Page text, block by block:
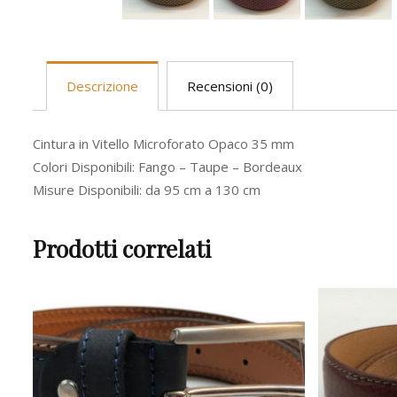
Descrizione Recensioni (0)
Cintura in Vitello Microforato Opaco 35 mm
Colori Disponibili: Fango – Taupe – Bordeaux
Misure Disponibili: da 95 cm a 130 cm
Prodotti correlati